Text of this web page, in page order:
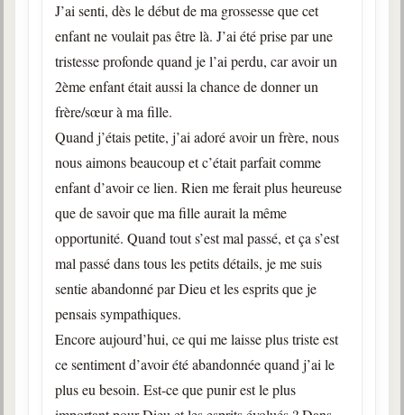
J’ai senti, dès le début de ma grossesse que cet
enfant ne voulait pas être là. J’ai été prise par une
tristesse profonde quand je l’ai perdu, car avoir un
2ème enfant était aussi la chance de donner un
frère/sœur à ma fille.
Quand j’étais petite, j’ai adoré avoir un frère, nous
nous aimons beaucoup et c’était parfait comme
enfant d’avoir ce lien. Rien me ferait plus heureuse
que de savoir que ma fille aurait la même
opportunité. Quand tout s’est mal passé, et ça s’est
mal passé dans tous les petits détails, je me suis
sentie abandonné par Dieu et les esprits que je
pensais sympathiques.
Encore aujourd’hui, ce qui me laisse plus triste est
ce sentiment d’avoir été abandonnée quand j’ai le
plus eu besoin. Est-ce que punir est le plus